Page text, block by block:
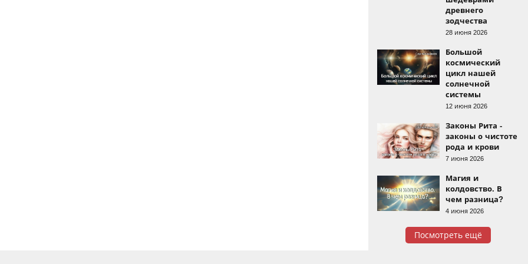
древнего
зодчества
28 июня 2026
Большой
космический
цикл нашей
солнечной
системы
12 июня 2026
Законы Рита -
законы о чистоте
рода и крови
7 июня 2026
Магия и
колдовство. В
чем разница?
4 июня 2026
Посмотреть ещё